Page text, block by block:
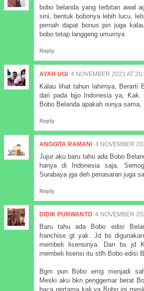
bobo belanda yang terbitan awal
sini, bentuk bobonya lebih lucu,
pernah dapat bonus pin juga
bobo tetap langgeng umurnya
Reply
AYAH UGI 4 NOVEMBER 2023 AT
Kalau lihat tahun lahirnya, Berarti
dari pada bjjo Indonesia ya, Kak.
Bobo Belanda apakah isinya sama,
Reply
ANGGITA RAMANI 4 NOVEMBER
Jujur aku baru tahu ada Bobo
hanya di Indonesia saja.
Surabaya jga deh penasaran juga
Reply
DIDIK PURWANTO 4 NOVEMBER
Baru tahu ada Bobo edisi
franchise gt yak. Jd bs
membeli lisensinya. Dan bs jd
membeli lisensi itu stlh Bobo edisi
Bgm pun Bobo emg menjadi
Meski aku bkn penggemar berat
baca pertama kali ya Bobo ini